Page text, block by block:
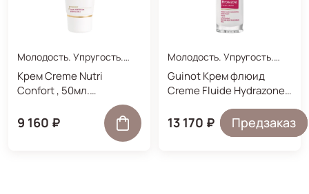
Молодость. Упругость.
Увлажнение.
Крем Creme Nutri
Confort , 50мл.
Питательный защитный
крем для
9 160 ₽
Молодость. Упругость.
Увлажнение.
Guinot Крем флюид
Creme Fluide Hydrazone,
13 170 ₽ Предзаказ